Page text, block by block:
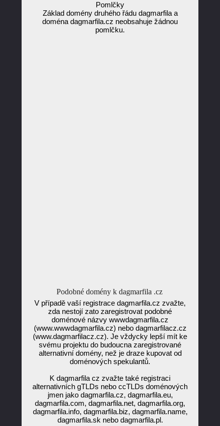
Pomlčky
Základ domény druhého řádu dagmarfila a
doména dagmarfila.cz neobsahuje žádnou
pomlčku.
Podobné domény k dagmarfila .cz
V případě vaší registrace dagmarfila.cz zvažte,
zda nestojí zato zaregistrovat podobné
doménové názvy wwwdagmarfila.cz
(www.wwwdagmarfila.cz) nebo dagmarfilacz.cz
(www.dagmarfilacz.cz). Je vždycky lepší mít ke
svému projektu do budoucna zaregistrované
alternativní domény, než je draze kupovat od
doménových spekulantů.
K dagmarfila cz zvažte také registraci
alternativních gTLDs nebo ccTLDs doménových
jmen jako dagmarfila.cz, dagmarfila.eu,
dagmarfila.com, dagmarfila.net, dagmarfila.org,
dagmarfila.info, dagmarfila.biz, dagmarfila.name,
dagmarfila.sk nebo dagmarfila.pl.